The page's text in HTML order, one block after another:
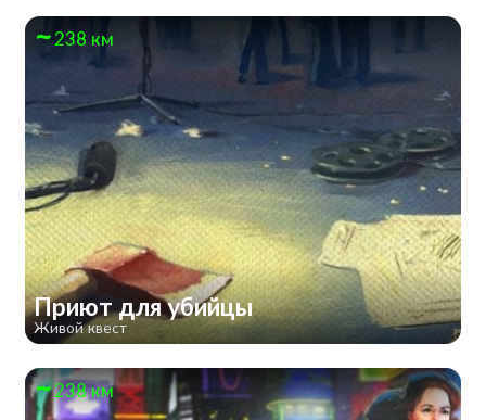
238 км
Приют для убийцы
Живой квест
238 км